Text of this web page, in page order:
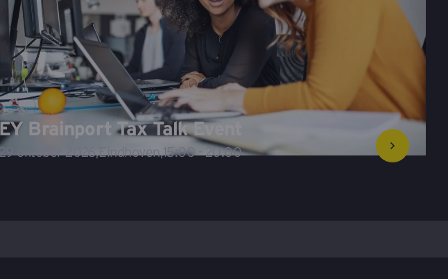
Brainport Tax Talk Event
oktober 2026,Eindhoven,15:00 - 20:00